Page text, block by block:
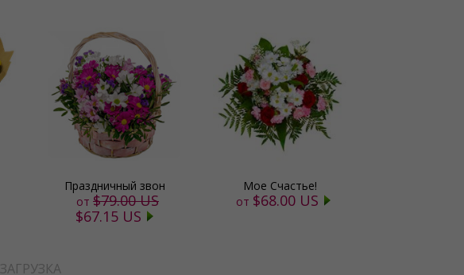
Праздничный звон
от $79.00 US
$67.15 US
Мое Счастье!
от $68.00 US
ЗАГРУЗКА